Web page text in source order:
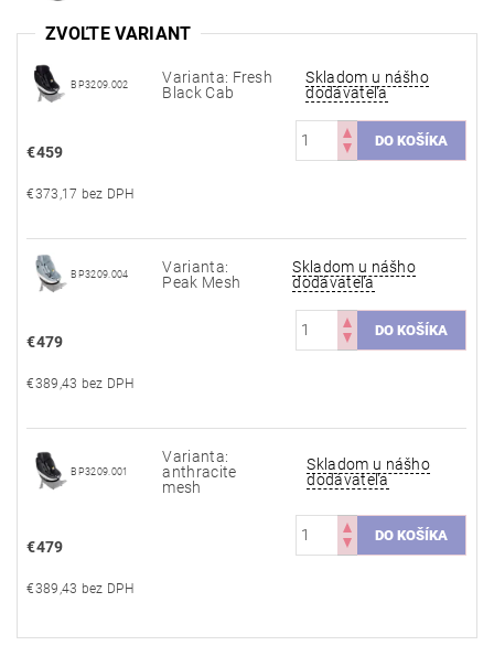
ZVOĽTE VARIANT
BP3209.002
Varianta: Fresh
Black Cab
Skladom u nášho
dodávateľa
€459
€373,17 bez DPH
BP3209.004
Varianta:
Peak Mesh
Skladom u nášho
dodávateľa
€479
€389,43 bez DPH
BP3209.001
Varianta:
anthracite
mesh
Skladom u nášho
dodávateľa
€479
€389,43 bez DPH